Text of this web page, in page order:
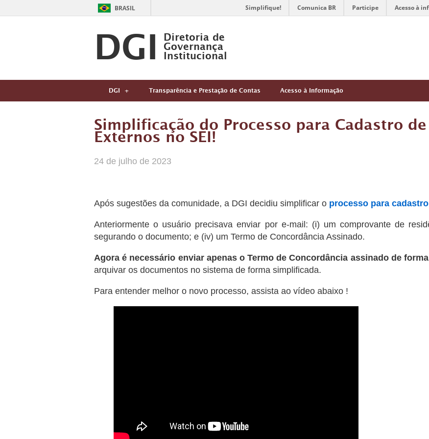
BRASIL Simplifique! Comunica BR Participe Acesso à
DGI Diretoria de
Governança
Institucional
DGI Transparência e Prestação de Contas Acesso à Informação
Simplificação do Processo para Cadastro
Externos no SEI!
24 de julho de 2023
Após sugestões da comunidade, a DGI decidiu simplificar o processo para
Anteriormente o usuário precisava enviar por e-mail: (i) um comprovante de
segurando o documento; e (iv) um Termo de Concordância Assinado.
Agora é necessário enviar apenas o Termo de Concordância assinado de
arquivar os documentos no sistema de forma simplificada.
Para entender melhor o novo processo, assista ao vídeo abaixo !